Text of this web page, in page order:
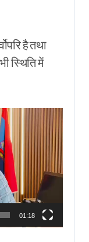
है तथा
स्थिति में
01:18